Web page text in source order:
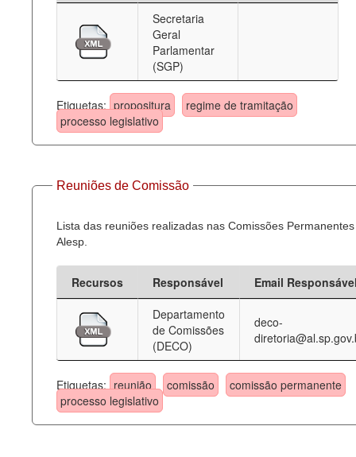
Secretaria
Geral
Parlamentar
(SGP)
Etiquetas: propositura
regime de tramitação
processo legislativo
Reuniões de Comissão
Lista das reuniões realizadas nas Comissões
Alesp.
Recursos Responsável
Email
Departamento
de Comissões
(DECO)
deco-
Etiquetas: reunião comissão
comissão permanente
processo legislativo